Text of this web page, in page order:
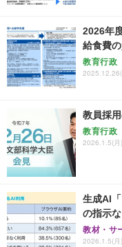
2026年
給食費
教育行政
教員採
教育行政
2026.1.5(
生成AI
の指示
教材・サ
2026.1.5(